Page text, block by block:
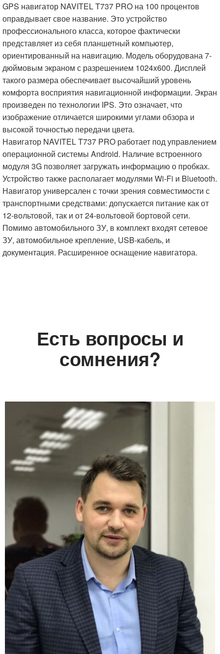
GPS навигатор NAVITEL T737 PRO на 100 процентов
оправдывает свое название. Это устройство
профессионального класса, которое фактически
представляет из себя планшетный компьютер,
ориентированный на навигацию. Модель оборудована 7-
дюймовым экраном с разрешением 1024x600. Дисплей
такого размера обеспечивает высочайший уровень
комфорта восприятия навигационной информации. Экран
произведен по технологии IPS. Это означает, что
изображение отличается широкими углами обзора и
высокой точностью передачи цвета.
Навигатор NAVITEL T737 PRO работает под управлением
операционной системы Android. Наличие встроенного
модуля 3G позволяет загружать информацию о пробках.
Устройство также располагает модулями Wi-Fi и Bluetooth.
Навигатор универсален с точки зрения совместимости с
транспортными средствами: допускается питание как от
12-вольтовой, так и от 24-вольтовой бортовой сети.
Помимо автомобильного ЗУ, в комплект входят сетевое
ЗУ, автомобильное крепление, USB-кабель, и
документация. Расширенное оснащение навигатора.
Есть вопросы и
сомнения?